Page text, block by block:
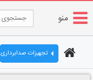
منو
تجهیزات صدابرداری